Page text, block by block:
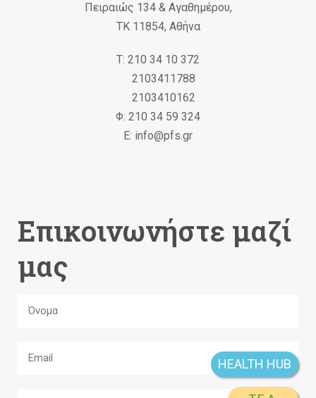
Πειραιώς 134 & Αγαθημέρου,
ΤΚ 11854, Αθήνα
Τ: 210 34 10 372
2103411788
2103410162
Φ: 210 34 59 324
Ε: info@pfs.gr
Επικοινωνήστε μαζί
μας
HEALTH HUB